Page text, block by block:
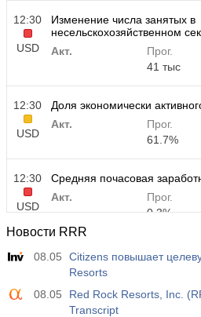
12:30
USD
Изменение числа занятых в
несельскохозяйственном
Акт.
Прог.
41 тыс
12:30
USD
Доля экономически
Акт.
Прог.
61.7%
12:30
USD
Средняя почасовая
Акт.
Прог.
0.3%
12:30
Средняя почасовая
Акт.
Новости RRR
08.05
Citizens повышает
Resorts
08.05
Red Rock Resorts, Inc.
Transcript